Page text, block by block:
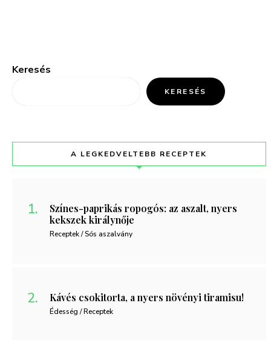
Keresés
KERESÉS
A LEGKEDVELTEBB RECEPTEK
Színes-paprikás ropogós: az aszalt, nyers
kekszek királynője
Receptek / Sós aszalvány
Kávés csokitorta, a nyers növényi tiramisu!
Édesség / Receptek